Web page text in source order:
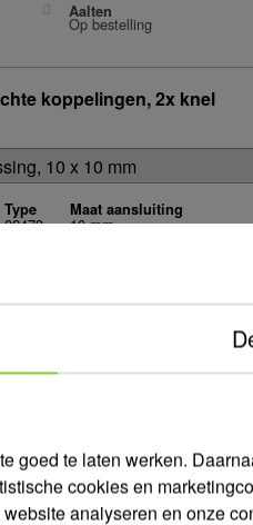
Aalten
Op bestelling
koppelingen, 2x knel
Type
82473
Maat aansluiting
10 mm
Aalten
Type
81103
Aansluiting
Buitendraad 3/8"
goed te laten werken.
cookies en
analyseren en onze